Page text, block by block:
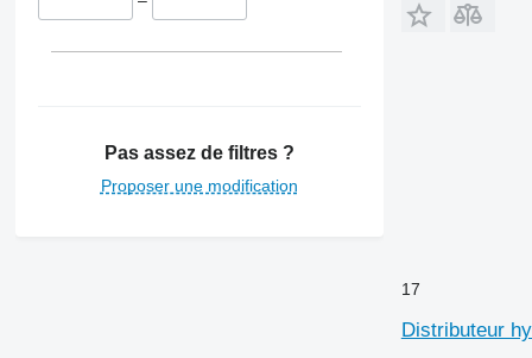
Pas assez de filtres ?
Proposer une modification
17
Distributeur